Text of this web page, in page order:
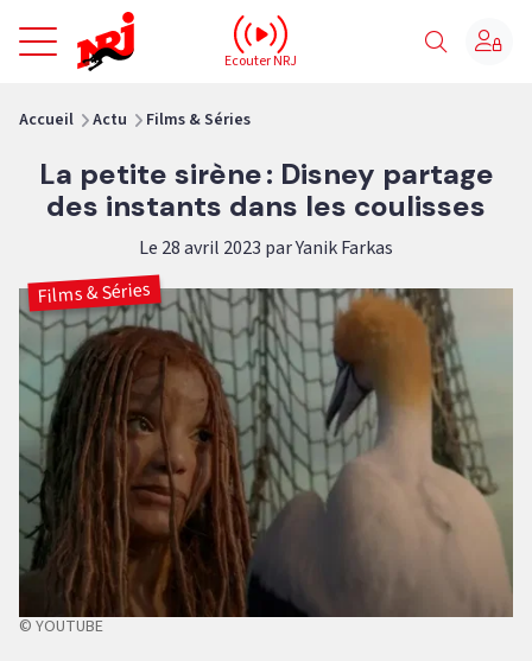
NRJ - Accueil
Ecouter NRJ
Accueil Actu Films & Séries
La petite sirène : Disney partage
des instants dans les coulisses
Le 28 avril 2023 par Yanik Farkas
Films & Séries
© YOUTUBE